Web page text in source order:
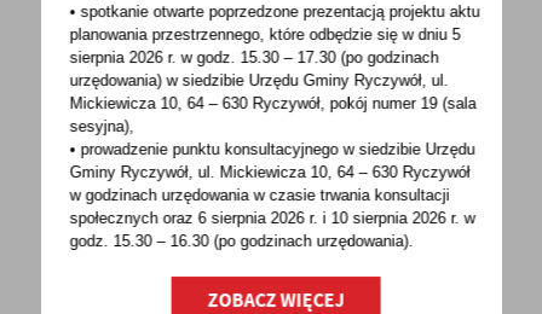
07 - 09 - 2021
ZUS z urzędu przeliczy czerwcowe emerytury
Problem czerwcowych emerytur został już
rozwiązany. Prezydent podpisał ustawę, która
wchodzi w życie...
• spotkanie otwarte poprzedzone prezentacją projektu aktu
planowania przestrzennego, które odbędzie się w dniu 5
sierpnia 2026 r.w godz. 15.30 – 17.30 (po godzinach
urzędowania) w siedzibie Urzędu Gminy Ryczywół, ul.
Mickiewicza 10, 64 – 630 Ryczywół, pokójnumer 19 (sala
sesyjna),
• prowadzenie punktu konsultacyjnego w siedzibie Urzędu
Gminy Ryczywół, ul. Mickiewicza 10, 64 – 630 Ryczywół
w godzinachurzędowania w czasie trwania konsultacji
społecznych oraz 6 sierpnia 2026 r. i 10 sierpnia 2026 r. w
godz. 15.30 – 16.30 (po godzinachurzędowania).
ZOBACZ WIĘCEJ